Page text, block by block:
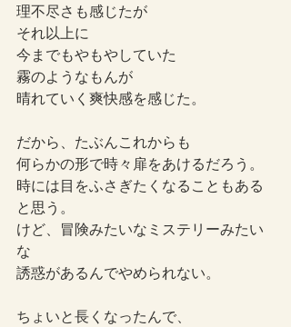
理不尽さも感じたが
それ以上に
今までもやもやしていた
霧のようなもんが
晴れていく爽快感を感じた。
だから、たぶんこれからも
何らかの形で時々扉をあけるだろう。
時には目をふさぎたくなることもある
と思う。
けど、冒険みたいなミステリーみたい
な
誘惑があるんでやめられない。
ちょいと長くなったんで、